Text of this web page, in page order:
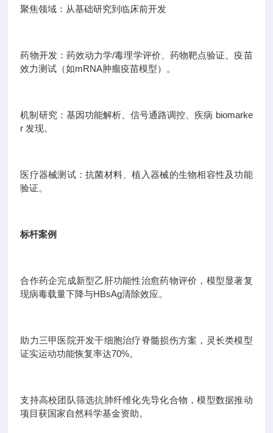
聚焦领域：从基础研究到临床前开发
药物开发：药效动力学/毒理学评价、药物靶点验证、疫苗
效力测试（如mRNA肿瘤疫苗模型）。
机制研究：基因功能解析、信号通路调控、疾病 biomarke
r 发现。
医疗器械测试：抗菌材料、植入器械的生物相容性及功能
验证。
标杆案例
合作药企完成新型乙肝功能性治愈药物评价，模型显著复
现病毒载量下降与HBsAg清除效应。
助力三甲医院开发干细胞治疗脊髓损伤方案，灵长类模型
证实运动功能恢复率达70%。
支持高校团队筛选抗肺纤维化先导化合物，模型数据推动
项目获国家自然科学基金资助。